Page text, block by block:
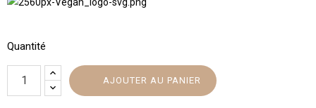
Quantité
AJOUTER AU PANIER